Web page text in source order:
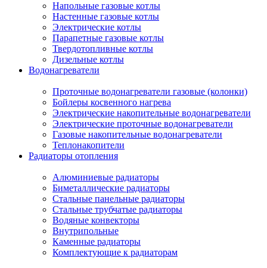
Напольные газовые котлы
Настенные газовые котлы
Электрические котлы
Парапетные газовые котлы
Твердотопливные котлы
Дизельные котлы
Водонагреватели
Проточные водонагреватели газовые (колонки)
Бойлеры косвенного нагрева
Электрические накопительные водонагреватели
Электрические проточные водонагреватели
Газовые накопительные водонагреватели
Теплонакопители
Радиаторы отопления
Алюминиевые радиаторы
Биметаллические радиаторы
Стальные панельные радиаторы
Стальные трубчатые радиаторы
Водяные конвекторы
Внутрипольные
Каменные радиаторы
Комплектующие к радиаторам